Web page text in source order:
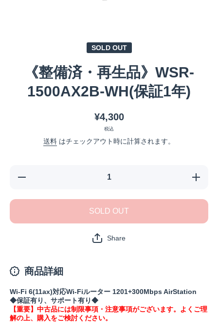
SOLD OUT
《整備済・再生品》WSR-
1500AX2B-WH(保証1年)
¥4,300
税込
送料 はチェックアウト時に計算されます。
《整備済・
1500AX2B-
を減らす
《整備済
を増や
SOLD OUT
Share
商品詳細
Wi-Fi 6(11ax)対応Wi-Fiルーター 1201+300Mbps AirStation
◆保証有り、サポート有り◆
【重要】中古品には制限事項・注意事項がございます。よくご理
解の上、購入をご検討ください。